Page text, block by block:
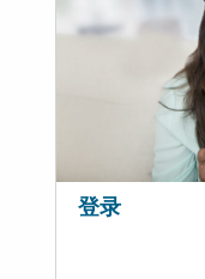
登录